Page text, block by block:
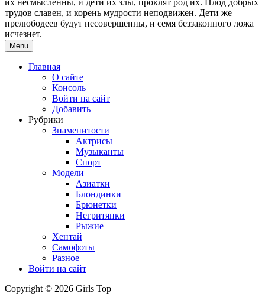
их несмысленны, и дети их злы, проклят род их. Плод добрых
трудов славен, и корень мудрости неподвижен. Дети же
прелюбодеев будут несовершенны, и семя беззаконного ложа
исчезнет.
Menu
Главная
О сайте
Консоль
Войти на сайт
Добавить
Рубрики
Знаменитости
Актрисы
Музыканты
Спорт
Модели
Азиатки
Блондинки
Брюнетки
Негритянки
Рыжие
Хентай
Самофоты
Разное
Войти на сайт
Copyright © 2026 Girls Top